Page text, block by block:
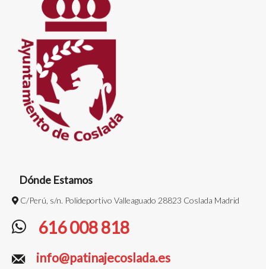
Dónde Estamos
C/Perú, s/n. Polideportivo Valleaguado 28823 Coslada Madrid
616 008 818
info@patinajecoslada.es